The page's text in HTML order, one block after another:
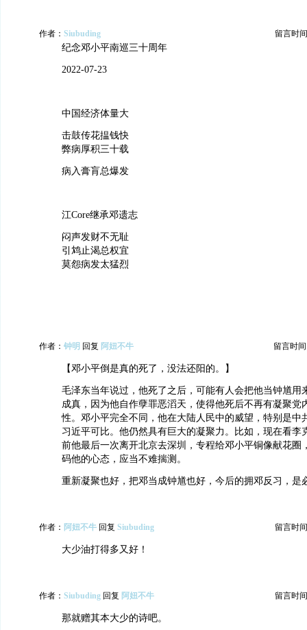
作者： Siubuding 留言时
纪念邓小平南巡三十周年
2022-07-23
中国经济体量大
击鼓传花揾钱快
弊病厚积三十载
病入膏肓总爆发
江Core继承邓遗志
闷声发财不无耻
引鸩止渴总权宜
莫怨病发太猛烈
作者： 钟明 回复 阿妞不牛 留言时间
【邓小平倒是真的死了，没法还阳的。】
毛泽东当年说过，他死了之后，可能有人会把他当钟馗用
成真，因为他自作孽罪恶滔天，使得他死后不再有凝聚党
性。邓小平完全不同，他在大陆人民中的威望，特别是中
习近平可比。他仍然具有巨大的凝聚力。比如，现在看李
前他最后一次离开北京去深圳，专程给邓小平铜像献花圈
码他的心态，应当不难揣测。
重新凝聚也好，把邓当成钟馗也好，今后的拥邓反习，是
作者： 阿妞不牛 回复 Siubuding 留言时
大少油打得多又好！
作者： Siubuding 回复 阿妞不牛 留言时
那就赠其本大少的诗吧。